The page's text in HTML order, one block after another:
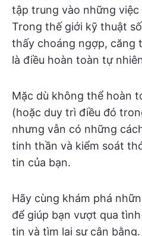
tập trung vào những
Trong thế giới kỹ thuật
thấy choáng ngợp, căng
là điều hoàn toàn tự
Mặc dù không thể hoàn
(hoặc duy trì điều đó
nhưng vẫn có những
tinh thần và kiểm soát
tin của bạn.
Hãy cùng khám phá
để giúp bạn vượt qua
tin và tìm lại sự cân bằng.